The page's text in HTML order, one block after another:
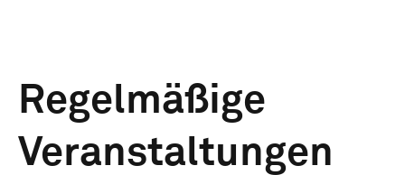
Regelmäßige
Veranstaltungen